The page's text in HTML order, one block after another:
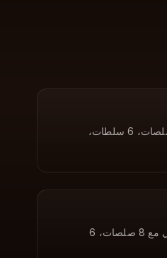
لحمة مدخنة أصلية. تأتي مع 8 صلصات، 6 سلطات،
صدر لحم بقري مدخن طري. تأتي مع 8 صلصات، 6